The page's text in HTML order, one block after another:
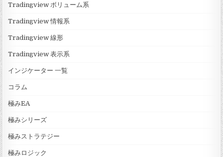
Tradingview ボリューム系
Tradingview 情報系
Tradingview 線形
Tradingview 表示系
インジケーター 一覧
コラム
極みEA
極みシリーズ
極みストラテジー
極みロジック